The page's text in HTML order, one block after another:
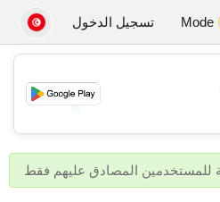
Tunisiaتسجيل الدخول
💖
💕
للمستخدمين المصادق عليهم فقط